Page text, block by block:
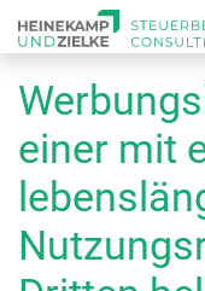
einer mit